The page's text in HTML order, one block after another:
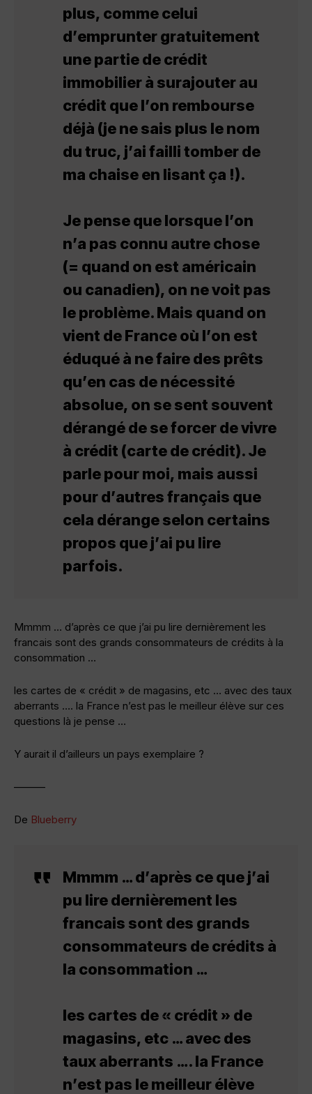
plus, comme celui
d’emprunter gratuitement
une partie de crédit
immobilier à surajouter au
crédit que l’on rembourse
déjà (je ne sais plus le nom
du truc, j’ai failli tomber de
ma chaise en lisant ça !).
Je pense que lorsque l’on
n’a pas connu autre chose
(= quand on est américain
ou canadien), on ne voit pas
le problème. Mais quand on
vient de France où l’on est
éduqué à ne faire des prêts
qu’en cas de nécessité
absolue, on se sent souvent
dérangé de se forcer de vivre
à crédit (carte de crédit). Je
parle pour moi, mais aussi
pour d’autres français que
cela dérange selon certains
propos que j’ai pu lire
parfois.
Mmmm … d’après ce que j’ai pu lire dernièrement les
francais sont des grands consommateurs de crédits à la
consommation …
les cartes de « crédit » de magasins, etc … avec des taux
aberrants …. la France n’est pas le meilleur élève sur ces
questions là je pense …
Y aurait il d’ailleurs un pays exemplaire ?
———
De Blueberry
Mmmm … d’après ce que j’ai
pu lire dernièrement les
francais sont des grands
consommateurs de crédits à
la consommation …
les cartes de « crédit » de
magasins, etc … avec des
taux aberrants …. la France
n’est pas le meilleur élève